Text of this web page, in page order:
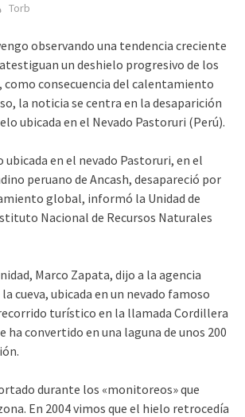
Torb
observando una tendencia creciente
un deshielo progresivo de los
como consecuencia del calentamiento
la noticia se centra en la desaparición
ubicada en el Nevado Pastoruri (Perú).
ubicada en el nevado Pastoruri, en el
peruano de Ancash, desapareció por
global, informó la Unidad de
Nacional de Recursos Naturales
Marco Zapata, dijo a la agencia
cueva, ubicada en un nevado famoso
turístico en la llamada Cordillera
ha convertido en una laguna de unos 200
durante los «monitoreos» que
En 2004 vimos que el hielo retrocedía